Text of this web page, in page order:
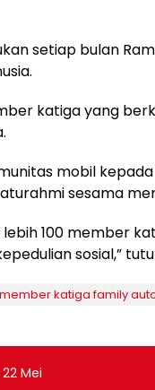
setiap bulan
katiga yang
mobil
sesama
100 member
sosial,”
member katiga family
Mei